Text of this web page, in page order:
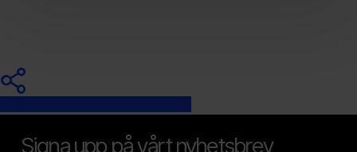
Signa upp på vårt nyhetsbrev